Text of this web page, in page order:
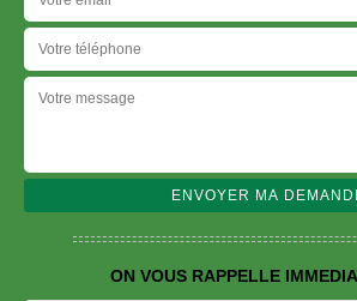
ON VOUS RAPPELLE